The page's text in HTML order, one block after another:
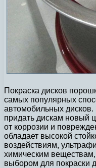
Покраска дисков
самых популярных
автомобильных дисков.
придать дискам новый
от коррозии и
обладает высокой
воздействиям,
химическим
выбором для покраски